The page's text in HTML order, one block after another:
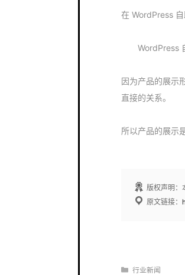
在 WordPress 自
WordPress 自
因为产品的展示
直接的关系。
所以产品的展示
版权声明：
原文链接：
分
行业新闻